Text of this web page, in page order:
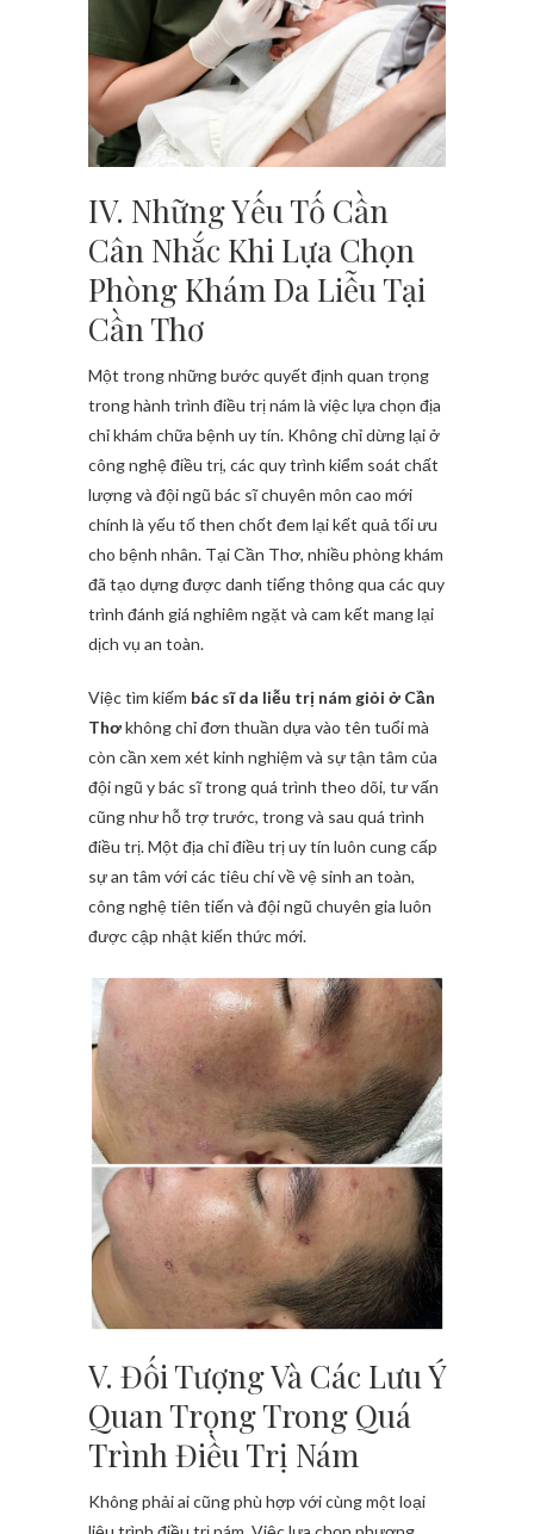
IV. Những Yếu Tố Cần
Cân Nhắc Khi Lựa Chọn
Phòng Khám Da Liễu Tại
Cần Thơ
Một trong những bước quyết định quan trọng
trong hành trình điều trị nám là việc lựa chọn địa
chỉ khám chữa bệnh uy tín. Không chỉ dừng lại ở
công nghệ điều trị, các quy trình kiểm soát chất
lượng và đội ngũ bác sĩ chuyên môn cao mới
chính là yếu tố then chốt đem lại kết quả tối ưu
cho bệnh nhân. Tại Cần Thơ, nhiều phòng khám
đã tạo dựng được danh tiếng thông qua các quy
trình đánh giá nghiêm ngặt và cam kết mang lại
dịch vụ an toàn.
Việc tìm kiếm bác sĩ da liễu trị nám giỏi ở Cần
Thơkhông chỉ đơn thuần dựa vào tên tuổi mà
còn cần xem xét kinh nghiệm và sự tận tâm của
đội ngũ y bác sĩ trong quá trình theo dõi, tư vấn
cũng như hỗ trợ trước, trong và sau quá trình
điều trị. Một địa chỉ điều trị uy tín luôn cung cấp
sự an tâm với các tiêu chí về vệ sinh an toàn,
công nghệ tiên tiến và đội ngũ chuyên gia luôn
được cập nhật kiến thức mới.
V. Đối Tượng Và Các Lưu Ý
Quan Trọng Trong Quá
Trình Điều Trị Nám
Không phải ai cũng phù hợp với cùng một loại